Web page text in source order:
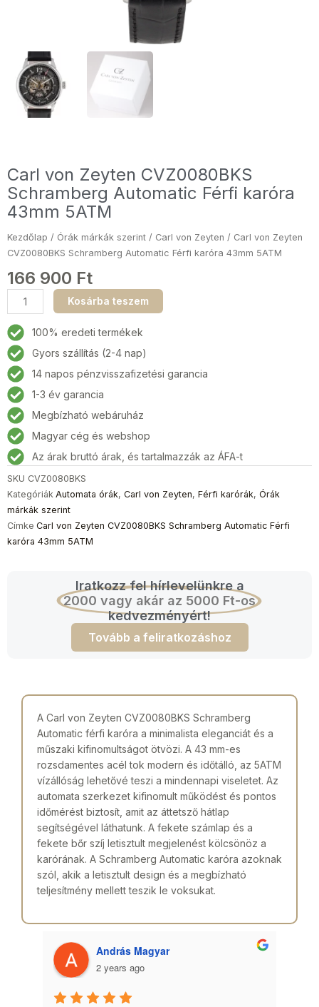
Carl von Zeyten CVZ0080BKS
Schramberg Automatic Férfi karóra
43mm 5ATM
Kezdőlap / Órák márkák szerint / Carl von Zeyten / Carl von Zeyten
CVZ0080BKS Schramberg Automatic Férfi karóra 43mm 5ATM
166 900 Ft
Carl
von
Zeyten
CVZ0080BKS
Schramberg
Automatic
Férfi
karóra
43mm
5ATM
mennyiség
Kosárba teszem
100% eredeti termékek
Gyors szállítás (2-4 nap)
14 napos pénzvisszafizetési garancia
1-3 év garancia
Megbízható webáruház
Magyar cég és webshop
Az árak bruttó árak, és tartalmazzák az ÁFA-t
SKU CVZ0080BKS
Kategóriák Automata órák, Carl von Zeyten, Férfi karórák, Órák
márkák szerint
Címke Carl von Zeyten CVZ0080BKS Schramberg Automatic Férfi
karóra 43mm 5ATM
Iratkozz fel hírlevelünkre a
2000 vagy akár az 5000 Ft-os
kedvezményért!
Tovább a feliratkozáshoz
A Carl von Zeyten CVZ0080BKS Schramberg
Automatic férfi karóra a minimalista eleganciát és a
műszaki kifinomultságot ötvözi. A 43 mm-es
rozsdamentes acél tok modern és időtálló, az 5ATM
vízállóság lehetővé teszi a mindennapi viseletet. Az
automata szerkezet kifinomult működést és pontos
időmérést biztosít, amit az áttetsző hátlap
segítségével láthatunk. A fekete számlap és a
fekete bőr szíj letisztult megjelenést kölcsönöz a
karórának. A Schramberg Automatic karóra azoknak
szól, akik a letisztult design és a megbízható
teljesítmény mellett teszik le voksukat.
András Magyar
2 years ago